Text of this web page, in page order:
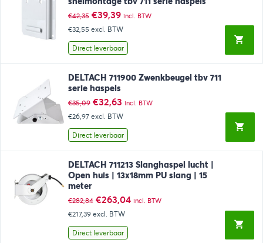
€42,35 Oorspronkelijke
prijs
was:
€42,35.
€39,39Huidige
prijs
is:
€39,39.
incl. BTW
€32,55 excl. BTW
Direct leverbaar
DELTACH 711900 Zwenkbeugel tbv 711
serie haspels
€35,09 Oorspronkelijke
prijs
was:
€35,09.
€32,63Huidige
prijs
is:
€32,63.
incl. BTW
€26,97 excl. BTW
Direct leverbaar
DELTACH 711213 Slanghaspel lucht |
Open huis | 13x18mm PU slang | 15
meter
€282,84 Oorspronkelijke
prijs
was:
€282,84.
€263,04Huidige
incl. BTW
€217,39 excl. BTW
Direct leverbaar